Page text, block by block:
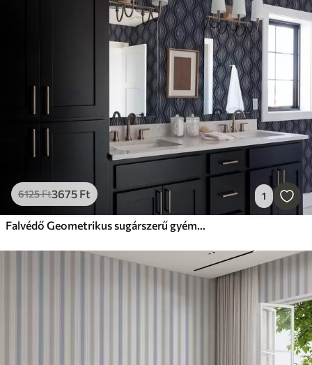
6125Ft3675 Ft 1
Falvédő Geometrikus sugárszerű gyémántok sötétkék háttérrel